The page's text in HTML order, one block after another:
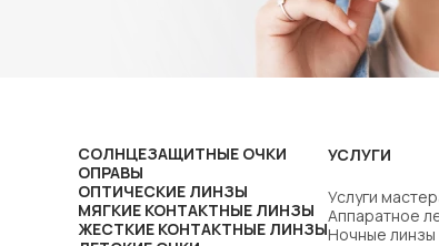
СОЛНЦЕЗАЩИТНЫЕ ОЧКИ
ОПРАВЫ
ОПТИЧЕСКИЕ ЛИНЗЫ
МЯГКИЕ КОНТАКТНЫЕ ЛИНЗЫ
ЖЕСТКИЕ КОНТАКТНЫЕ ЛИНЗЫ
УСЛУГИ
Услуги
Аппаратное
Ночные линзы